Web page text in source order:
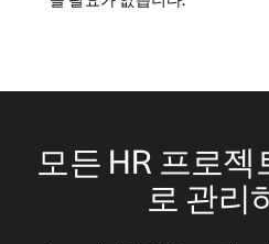
모든 HR 프로
로 관리